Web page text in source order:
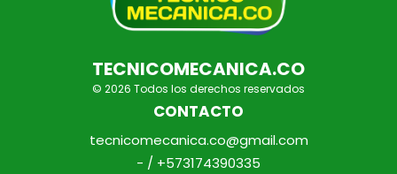
TECNICOMECANICA.CO
© 2026 Todos los derechos reservados
CONTACTO
tecnicomecanica.co@gmail.com
- / +573174390335